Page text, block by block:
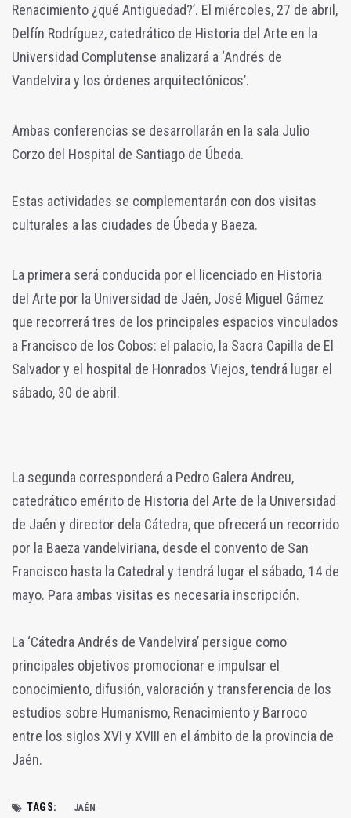
Renacimiento ¿qué Antigüedad?’. El miércoles, 27 de abril,
Delfín Rodríguez, catedrático de Historia del Arte en la
Universidad Complutense analizará a ‘Andrés de
Vandelvira y los órdenes arquitectónicos’.
Ambas conferencias se desarrollarán en la sala Julio
Corzo del Hospital de Santiago de Úbeda.
Estas actividades se complementarán con dos visitas
culturales a las ciudades de Úbeda y Baeza.
La primera será conducida por el licenciado en Historia
del Arte por la Universidad de Jaén, José Miguel Gámez
que recorrerá tres de los principales espacios vinculados
a Francisco de los Cobos: el palacio, la Sacra Capilla de El
Salvador y el hospital de Honrados Viejos, tendrá lugar el
sábado, 30 de abril.
La segunda corresponderá a Pedro Galera Andreu,
catedrático emérito de Historia del Arte de la Universidad
de Jaén y director dela Cátedra, que ofrecerá un recorrido
por la Baeza vandelviriana, desde el convento de San
Francisco hasta la Catedral y tendrá lugar el sábado, 14 de
mayo. Para ambas visitas es necesaria inscripción.
La ‘Cátedra Andrés de Vandelvira’ persigue como
principales objetivos promocionar e impulsar el
conocimiento, difusión, valoración y transferencia de los
estudios sobre Humanismo, Renacimiento y Barroco
entre los siglos XVI y XVIII en el ámbito de la provincia de
Jaén.
TAGS: JAÉN